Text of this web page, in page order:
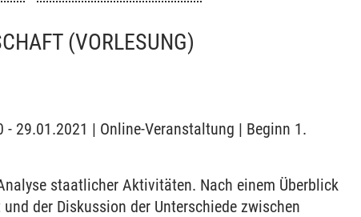
(VORLESUNG)
29.01.2021 | Online-Veranstaltung | Beginn 1.
staatlicher Aktivitäten. Nach einem Überblick
der Diskussion der Unterschiede zwischen